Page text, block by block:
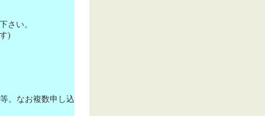
さい。
)
。なお複数申し込